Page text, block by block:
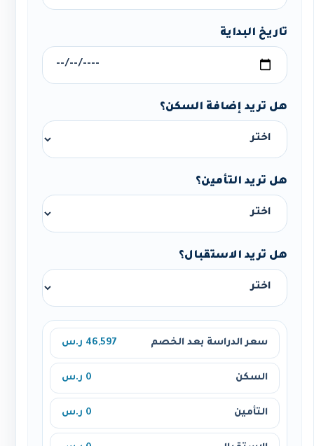
تاريخ البداية
هل تريد إضافة السكن؟
هل تريد التأمين؟
هل تريد الاستقبال؟
سعر الدراسة بعد الخصم 46,597 ر.س
السكن 0 ر.س
التأمين 0 ر.س